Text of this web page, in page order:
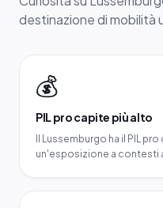
destinazione di mobilità
💰
PIL pro capite più alto
Il Lussemburgo ha il PIL
un'esposizione a contesti